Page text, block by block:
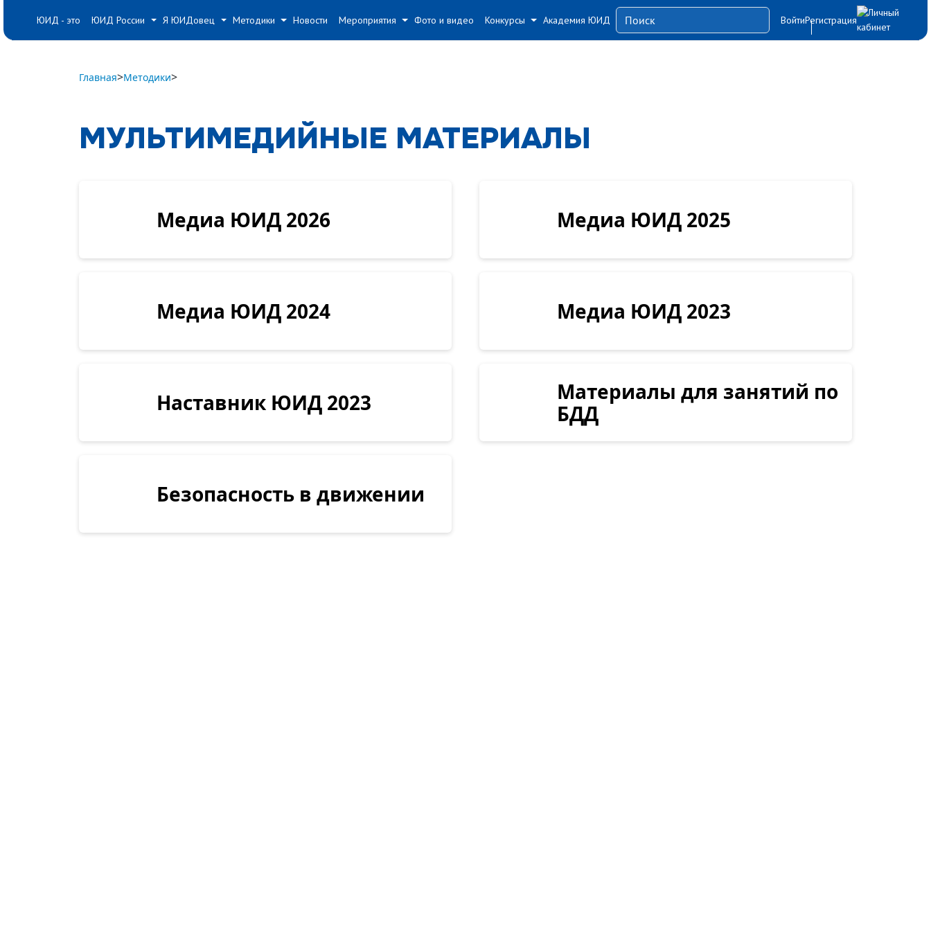
ЮИД - это ЮИД России # Я ЮИДовец # Методики # Новости Мероприятия # Фото и видео Конкурсы # Академия ЮИД ВойтиРегистрация
Главная>Методики>
МУЛЬТИМЕДИЙНЫЕ МАТЕРИАЛЫ
Медиа ЮИД 2026 Медиа ЮИД 2025
Медиа ЮИД 2024 Медиа ЮИД 2023
Наставник ЮИД 2023
Материалы для занятий по
БДД
Безопасность в движении